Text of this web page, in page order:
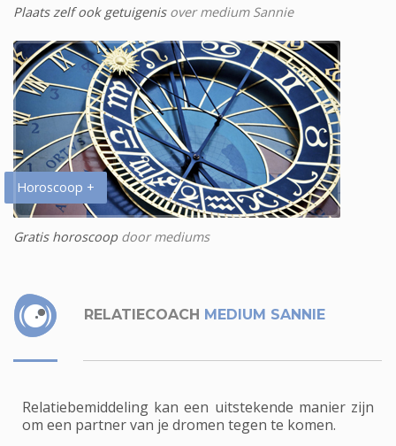
Plaats zelf ook getuigenisover medium Sannie
Horoscoop +
Gratis horoscoopdoor mediums
RELATIECOACH MEDIUM SANNIE
Relatiebemiddeling kan een uitstekende manier zijn
om een partner van je dromen tegen te komen.